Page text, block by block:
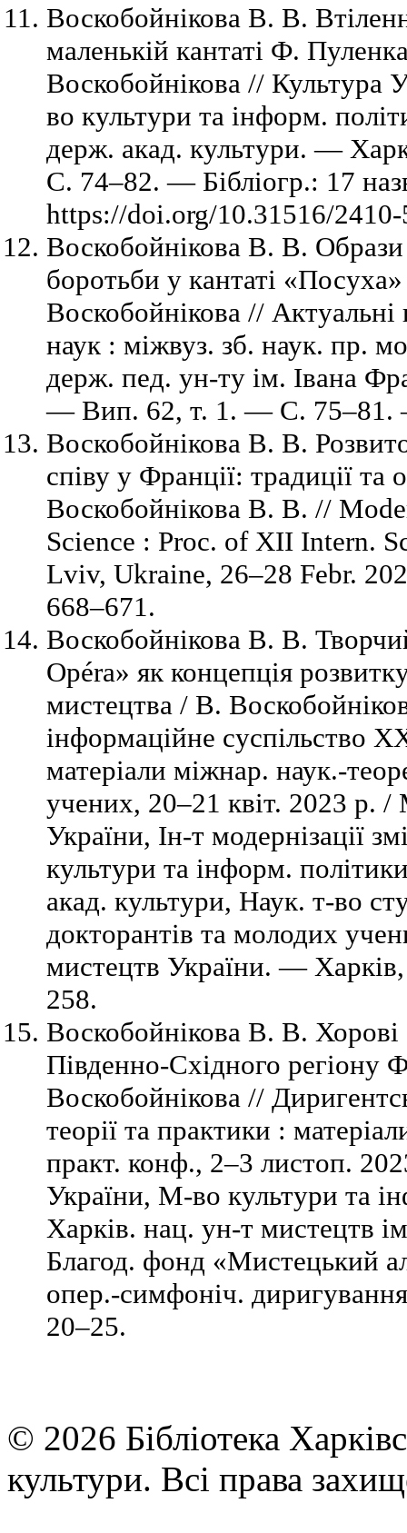
Воскобойнікова В. В.
маленькій кантаті Ф.
Воскобойнікова // Культура
во культури та інформ.
держ. акад. культури. —
С. 74–82. — Бібліогр.: 17
https://doi.org/10.31516/
Воскобойнікова В. В.
боротьби у кантаті
Воскобойнікова //
наук : міжвуз. зб. наук. пр.
держ. пед. ун-ту ім. Івана
— Вип. 62, т. 1. — С. 75–81.
Воскобойнікова В. В.
співу у Франції: традиції та
Воскобойнікова В. В. //
Science : Proc. of XII Intern.
Lviv, Ukraine, 26–28 Febr.
668–671.
Воскобойнікова В. В.
Opéra» як концепція
мистецтва / В.
інформаційне суспільство
матеріали міжнар. наук.-
учених, 20–21 квіт. 2023 р. /
України, Ін-т модернізації
культури та інформ.
акад. культури, Наук. т-во
докторантів та молодих
мистецтв України. —
258.
Воскобойнікова В. В. Хорові
Південно-Східного регіону
Воскобойнікова //
теорії та практики :
практ. конф., 2–3 листоп.
України, М-во культури та
Харків. нац. ун-т мистецтв
Благод. фонд «Мистецький
опер.-симфоніч.
20–25.
© 2026 Бібліотека
культури. Всі права